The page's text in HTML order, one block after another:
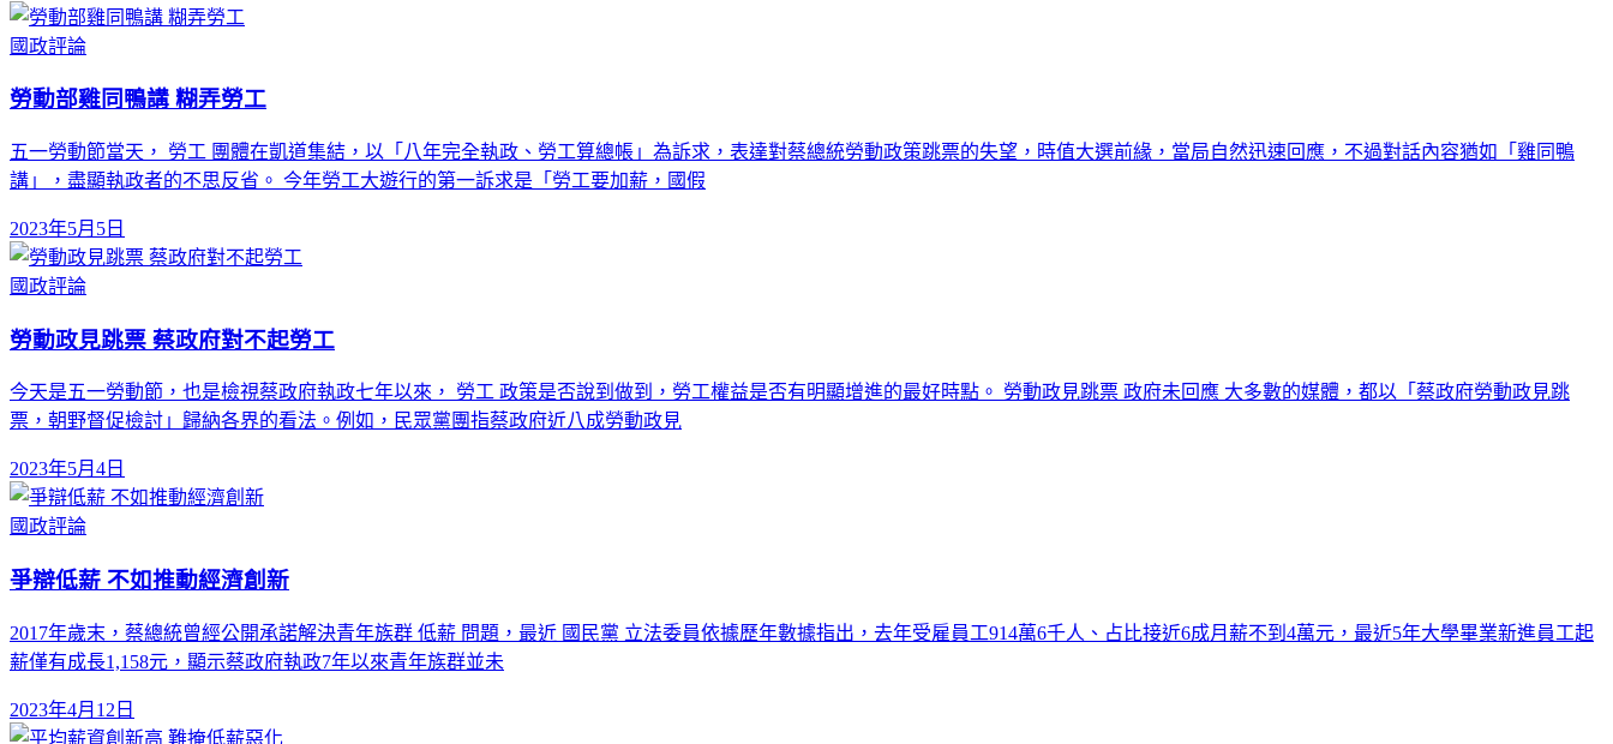
國政評論
勞動部雞同鴨講 糊弄勞工
五一勞動節當天， 勞工 團體在凱道集結，以「八年完全執政、勞工算總帳」為訴求，表達對蔡總統勞動政策跳票的失望，時值大選前緣，當局自然迅速回應，不過對話內容猶如「雞同鴨
講」，盡顯執政者的不思反省。 今年勞工大遊行的第一訴求是「勞工要加薪，國假
2023年5月5日
國政評論
勞動政見跳票 蔡政府對不起勞工
今天是五一勞動節，也是檢視蔡政府執政七年以來， 勞工 政策是否說到做到，勞工權益是否有明顯增進的最好時點。 勞動政見跳票 政府未回應 大多數的媒體，都以「蔡政府勞動政見跳
票，朝野督促檢討」歸納各界的看法。例如，民眾黨團指蔡政府近八成勞動政見
2023年5月4日
國政評論
爭辯低薪 不如推動經濟創新
2017年歲末，蔡總統曾經公開承諾解決青年族群 低薪 問題，最近 國民黨 立法委員依據歷年數據指出，去年受雇員工914萬6千人、占比接近6成月薪不到4萬元，最近5年大學畢業新進員工起
薪僅有成長1,158元，顯示蔡政府執政7年以來青年族群並未
2023年4月12日